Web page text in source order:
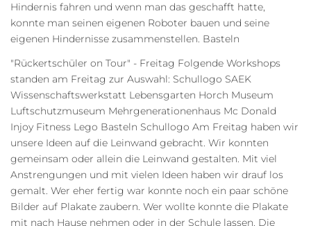
Hindernis fahren und wenn man das geschafft hatte,
konnte man seinen eigenen Roboter bauen und seine
eigenen Hindernisse zusammenstellen. Basteln
"Rückertschüler on Tour" - Freitag Folgende Workshops
standen am Freitag zur Auswahl: Schullogo SAEK
Wissenschaftswerkstatt Lebensgarten Horch Museum
Luftschutzmuseum Mehrgenerationenhaus Mc Donald
Injoy Fitness Lego Basteln Schullogo Am Freitag haben wir
unsere Ideen auf die Leinwand gebracht. Wir konnten
gemeinsam oder allein die Leinwand gestalten. Mit viel
Anstrengungen und mit vielen Ideen haben wir drauf los
gemalt. Wer eher fertig war konnte noch ein paar schöne
Bilder auf Plakate zaubern. Wer wollte konnte die Plakate
mit nach Hause nehmen oder in der Schule lassen. Die